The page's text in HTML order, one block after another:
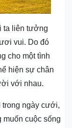
ta liên tưởng
vui. Do đó
cho một tình
hiện sự chân
với nhau.
trong ngày cưới,
muốn cuộc sống